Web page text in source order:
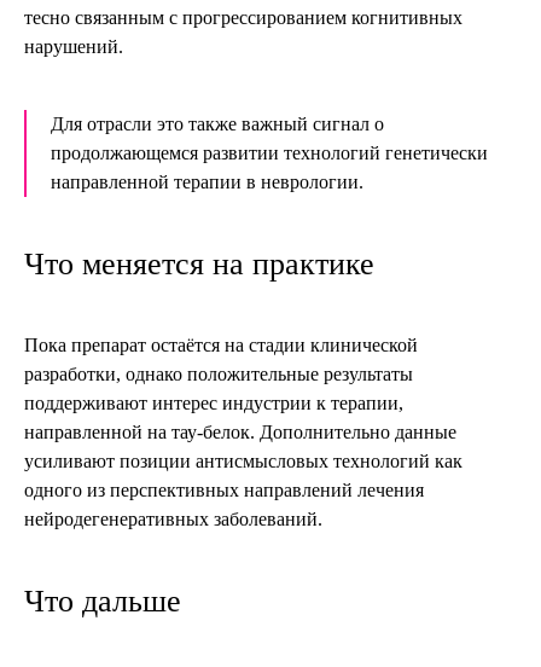
тесно связанным с прогрессированием когнитивных
нарушений.
Для отрасли это также важный сигнал о
продолжающемся развитии технологий генетически
направленной терапии в неврологии.
Что меняется на практике
Пока препарат остаётся на стадии клинической
разработки, однако положительные результаты
поддерживают интерес индустрии к терапии,
направленной на тау-белок. Дополнительно данные
усиливают позиции антисмысловых технологий как
одного из перспективных направлений лечения
нейродегенеративных заболеваний.
Что дальше